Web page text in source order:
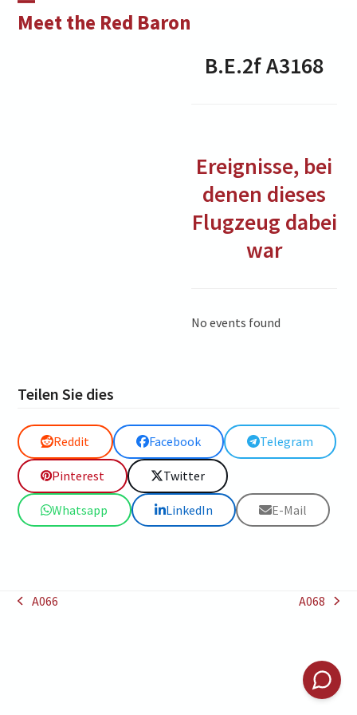
Meet the Red Baron
Open
Close
B.E.2fA3168
Ereignisse, bei
denen dieses
Flugzeug dabei
war
No events found
Teilen Sie dies
Reddit Facebook Telegram
Pinterest Twitter
Whatsapp LinkedIn E-Mail
vorheriger
A066
Nächster
A068